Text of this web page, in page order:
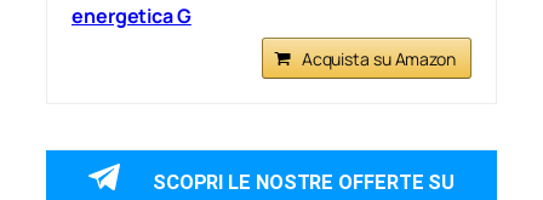
energetica G
Acquista su Amazon
SCOPRI LE NOSTRE OFFERTE SU